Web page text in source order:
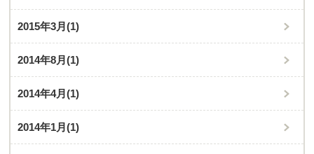
2015年3月(1)
2014年8月(1)
2014年4月(1)
2014年1月(1)